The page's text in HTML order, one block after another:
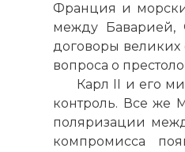
Франция и
между Баварией,
договоры
вопроса о
Карл II и его
контроль. Все же
поляризации
компромисса